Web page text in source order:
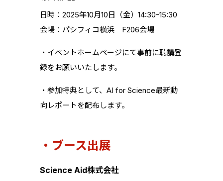
日時：2025年10月10日（金）14:30-15:30
会場：パシフィコ横浜 F206会場
・イベントホームページにて事前に聴講登
録をお願いいたします。
・参加特典として、AI for Science最新動
向レポートを配布します。
・ブース出展
Science Aid株式会社